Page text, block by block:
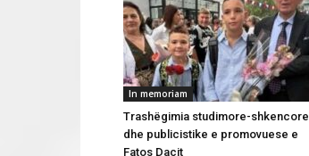
In memoriam
Trashëgimia studimore-shkencore
dhe publicistike e promovuese e
Fatos Dacit